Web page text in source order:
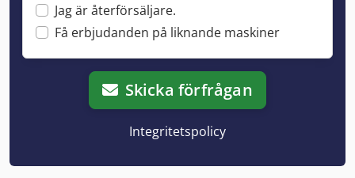
Jag är återförsäljare.
Få erbjudanden på liknande maskiner
Skicka förfrågan
Integritetspolicy